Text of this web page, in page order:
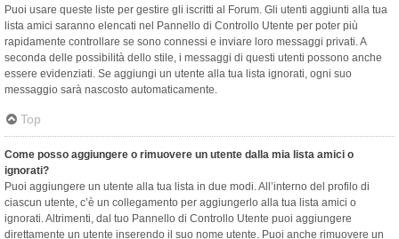
Puoi usare queste liste per gestire gli iscritti al Forum. Gli utenti aggiunti alla tua
lista amici saranno elencati nel Pannello di Controllo Utente per poter più
rapidamente controllare se sono connessi e inviare loro messaggi privati. A
seconda delle possibilità dello stile, i messaggi di questi utenti possono anche
essere evidenziati. Se aggiungi un utente alla tua lista ignorati, ogni suo
messaggio sarà nascosto automaticamente.
Top
Come posso aggiungere o rimuovere un utente dalla mia lista amici o
ignorati?
Puoi aggiungere un utente alla tua lista in due modi. All’interno del profilo di
ciascun utente, c’è un collegamento per aggiungerlo alla tua lista amici o
ignorati. Altrimenti, dal tuo Pannello di Controllo Utente puoi aggiungere
direttamente un utente inserendo il suo nome utente. Puoi anche rimuovere un